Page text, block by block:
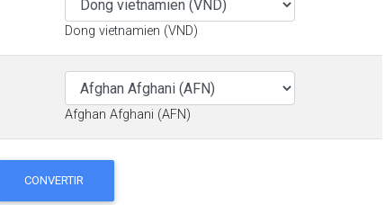
Dong vietnamien (VND)
Afghan Afghani (AFN)
CONVERTIR